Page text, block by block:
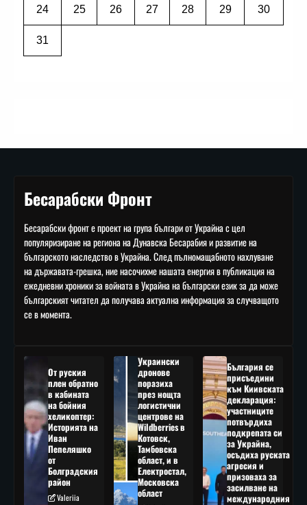
24 25 26 27 28 29 30
31
Бесарабски Фронт
Бесарабски фронт е проект на група българи от Украйна с цел
популяризиране на региона на Дунавска Бесарабия и развитие на
българското наследство в Украйна. След пълномащабното нахлуване
на държавата-грешка, ние насочихме нашата енергия в публикация на
ежедневни хроники за войната в Украйна на български език за да може
българският читател да получава актуална информация за случващото
се в момента.
От руския
плен обратно
в кабината
на бойния
хеликоптер:
Историята на
Иван
Пепеляшко
от
Болградския
район
Valeriia
Украински
дронове
поразиха
през нощта
логистични
центрове на
Wildberries в
Котовск,
Тамбовска
област, и в
Електростал,
Московска
област
България се
присъедини
към Киивската
декларация:
участниците
потвърдиха
подкрепата си
за Украйна,
осъдиха руската
агресия и
призоваха за
засилване на
международния